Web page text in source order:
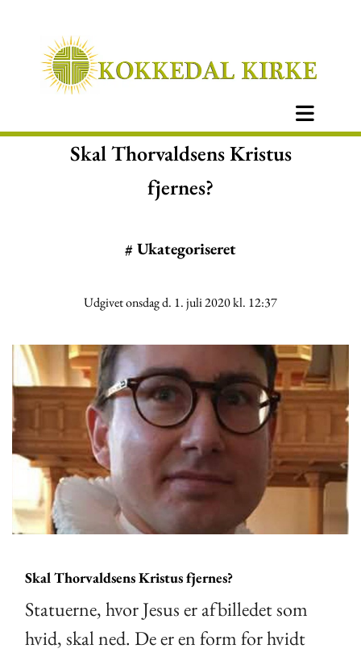
Skal Thorvaldsens Kristus
fjernes?
#Ukategoriseret
Udgivet onsdag d. 1. juli 2020 kl. 12:37
Skal Thorvaldsens Kristus fjernes?
Statuerne, hvor Jesus er afbilledet som
hvid, skal ned. De er en form for hvidt